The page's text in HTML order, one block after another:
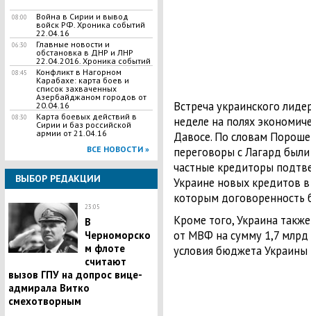
08:00
Война в Сирии и вывод
войск РФ. Хроника событий
22.04.16
06:30
Главные новости и
обстановка в ДНР и ЛНР
22.04.2016. Хроника событий
08:45
Конфликт в Нагорном
Карабахе: карта боев и
список захваченных
Азербайджаном городов от
20.04.16
08:30
Карта боевых действий в
Сирии и баз российской
армии от 21.04.16
ВСЕ НОВОСТИ »
ВЫБОР РЕДАКЦИИ
23:05
В
Черноморско
м флоте
считают
вызов ГПУ на допрос вице-
адмирала Витко
смехотворным
Встреча украинского
неделе на полях
Давосе. По словам
переговоры с Лагард
частные кредиторы
Украине новых кредитов
которым договоренность
Кроме того, Украина
от МВФ на сумму 1,7 млрд
условия бюджета Украины